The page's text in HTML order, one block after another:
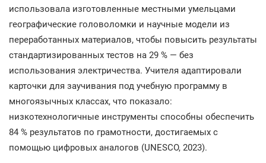
использовала изготовленные местными умельцами
географические головоломки и научные модели из
переработанных материалов, чтобы повысить результаты
стандартизированных тестов на 29 % — без
использования электричества. Учителя адаптировали
карточки для заучивания под учебную программу в
многоязычных классах, что показало:
низкотехнологичные инструменты способны обеспечить
84 % результатов по грамотности, достигаемых с
помощью цифровых аналогов (UNESCO, 2023).